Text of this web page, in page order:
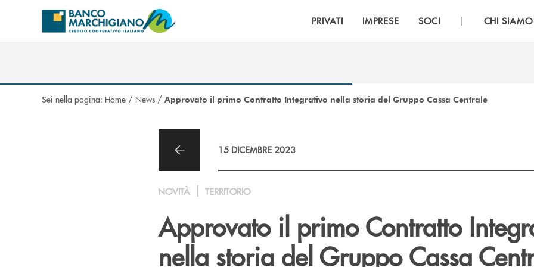
Salta al contenuto principale
PRIVATI IMPRESE SOCI | CHI SIAMO
Sei nella pagina: Home / News / Approvato il primo Contratto Integrativo nella storia del Gruppo Cassa Centrale
15 DICEMBRE 2023
NOVITÀ TERRITORIO
Approvato il primo Contratto
nella storia del Gruppo Cassa